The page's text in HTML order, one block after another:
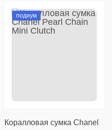
подиум
Коралловая сумка Chanel